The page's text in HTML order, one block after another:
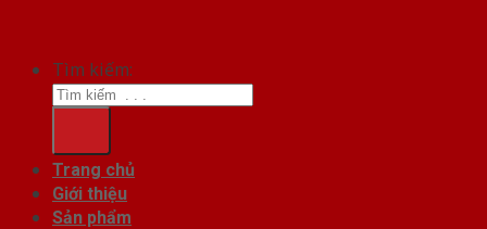
Tìm kiếm:
Trang chủ
Giới thiệu
Sản phẩm